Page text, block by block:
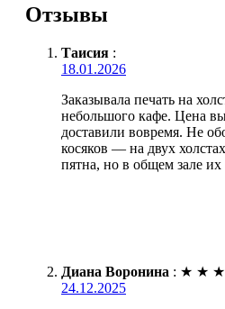
Отзывы
Таисия :
18.01.2026
Заказывала печать на
небольшого кафе. Цена
доставили вовремя. Не
косяков — на двух
пятна, но в общем зале
Диана Воронина : ★ ★ ★
24.12.2025